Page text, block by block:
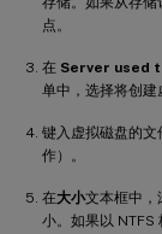
点。
在 Server used
单中，选择将创建
键入虚拟磁盘的
作）。
在大小文本框中，
小。如果以 NTFS